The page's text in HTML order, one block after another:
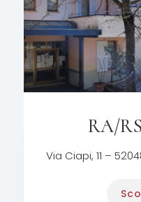
RA/
Via Ciapi, 11 –